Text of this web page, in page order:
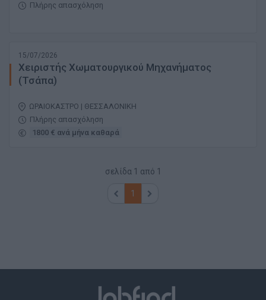
Πλήρης απασχόληση
15/07/2026
Χειριστής Χωματουργικού Μηχανήματος
(Τσάπα)
ΩΡΑΙΟΚΑΣΤΡΟ | ΘΕΣΣΑΛΟΝΙΚΗ
Πλήρης απασχόληση
1800 € ανά μήνα καθαρά
σελίδα 1 από 1
1